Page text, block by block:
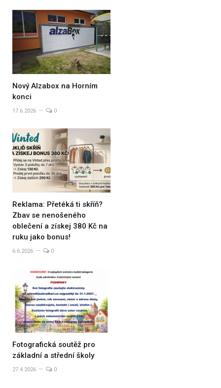
Nový Alzabox na Horním
konci
17.6.2026 0
Reklama: Přetéká ti skříň?
Zbav se nenošeného
oblečení a získej 380 Kč na
ruku jako bonus!
6.6.2026 0
Fotografická soutěž pro
základní a střední školy
27.4.2026 0